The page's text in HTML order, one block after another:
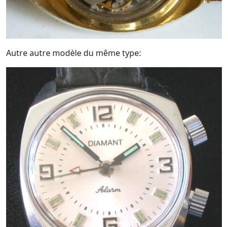
Autre autre modèle du même type: